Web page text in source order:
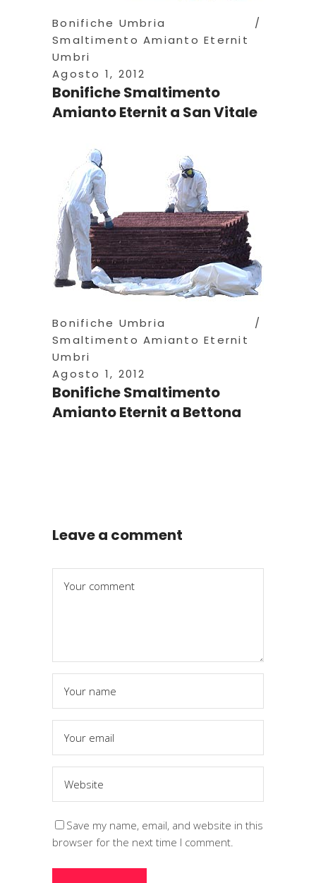
Bonifiche Umbria
Smaltimento Amianto Eternit
Umbri
Agosto 1, 2012
Bonifiche Smaltimento
Amianto Eternit a San Vitale
Bonifiche Umbria
Smaltimento Amianto Eternit
Umbri
Agosto 1, 2012
Bonifiche Smaltimento
Amianto Eternit a Bettona
Leave a comment
Save my name, email, and website in this
browser for the next time I comment.